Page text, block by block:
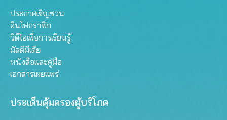
ประกาศเชิญชวน
อินโฟกราฟิก
วิดีโอเพื่อการเรียนรู้
มัลติมีเดีย
หนังสือและคู่มือ
เอกสารเผยแพร่
ประเด็นคุ้มครองผู้บริโภค